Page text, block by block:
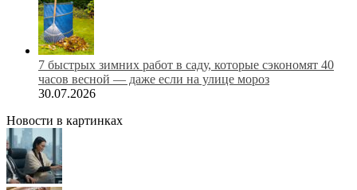
7 быстрых зимних работ в саду, которые сэкономят 40
часов весной — даже если на улице мороз
30.07.2026
Новости в картинках